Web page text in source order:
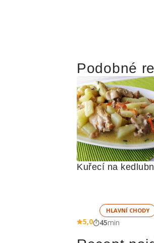
Podobné
Kuřecí na
HLAVNÍ CHODY
5,0 45min